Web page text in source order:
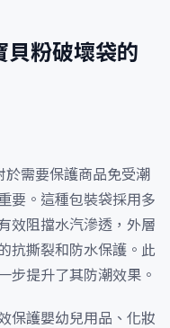
貝粉破壞袋的
於需要保護商品免受潮
要。這種包裝袋採用多
效阻擋水汽滲透，外層
抗撕裂和防水保護。此
步提升了其防潮效果。
保護嬰幼兒用品、化妝